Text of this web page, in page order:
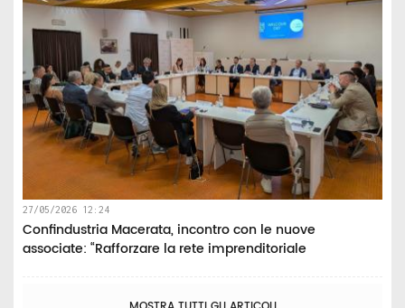
27/05/2026 12:24
Confindustria Macerata, incontro con le nuove
associate: “Rafforzare la rete imprenditoriale